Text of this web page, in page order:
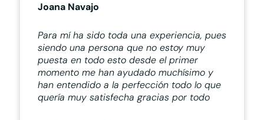
Joana Navajo
Para mí ha sido toda una experiencia, pues
siendo una persona que no estoy muy
puesta en todo esto desde el primer
momento me han ayudado muchísimo y
han entendido a la perfección todo lo que
quería muy satisfecha gracias por todo